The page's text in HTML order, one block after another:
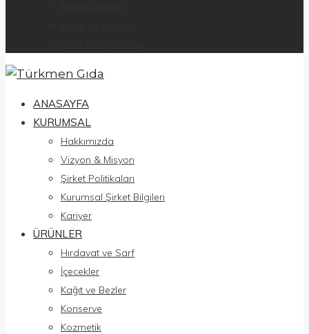
ANASAYFA
KURUMSAL
Hakkımızda
Vizyon & Misyon
Şirket Politikaları
Kurumsal Şirket Bilgileri
Kariyer
ÜRÜNLER
Hırdavat ve Sarf
İçecekler
Kağıt ve Bezler
Konserve
Kozmetik